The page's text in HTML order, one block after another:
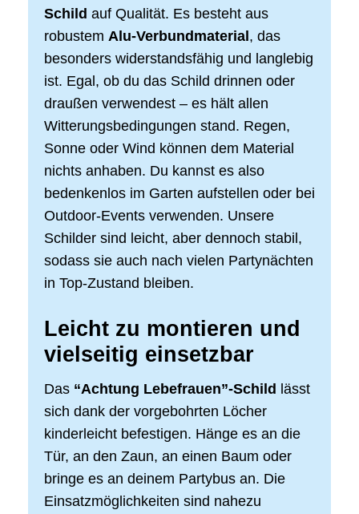
Schild auf Qualität. Es besteht aus
robustem Alu-Verbundmaterial, das
besonders widerstandsfähig und langlebig
ist. Egal, ob du das Schild drinnen oder
draußen verwendest – es hält allen
Witterungsbedingungen stand. Regen,
Sonne oder Wind können dem Material
nichts anhaben. Du kannst es also
bedenkenlos im Garten aufstellen oder bei
Outdoor-Events verwenden. Unsere
Schilder sind leicht, aber dennoch stabil,
sodass sie auch nach vielen Partynächten
in Top-Zustand bleiben.
Leicht zu montieren und
vielseitig einsetzbar
Das “Achtung Lebefrauen”-Schild lässt
sich dank der vorgebohrten Löcher
kinderleicht befestigen. Hänge es an die
Tür, an den Zaun, an einen Baum oder
bringe es an deinem Partybus an. Die
Einsatzmöglichkeiten sind nahezu